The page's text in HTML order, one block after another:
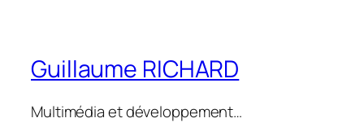
Guillaume RICHARD
Multimédia et développement…